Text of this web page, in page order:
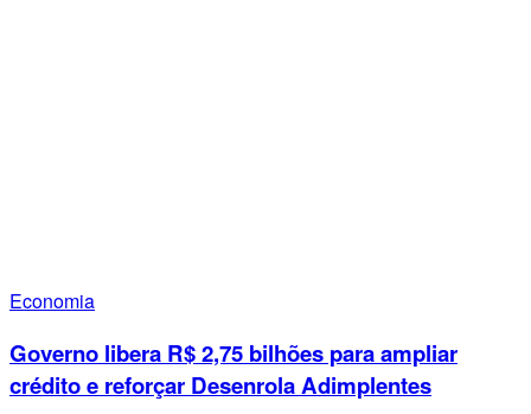
Economia
Governo libera R$ 2,75 bilhões para ampliar
crédito e reforçar Desenrola Adimplentes